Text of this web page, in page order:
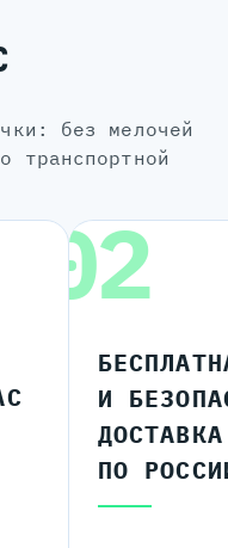
транспортной
02
И
ДОСТАВКА
ПО